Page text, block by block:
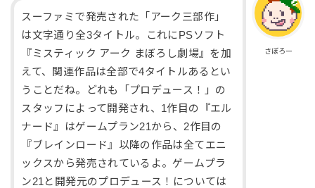
さぼろー
スーファミで発売された「アーク三部作」
は文字通り全3タイトル。これにPSソフト
『ミスティック アーク まぼろし劇場』を加
えて、関連作品は全部で4タイトルあるとい
うことだね。どれも「プロデュース！」の
スタッフによって開発され、1作目の『エル
ナード』はゲームプラン21から、2作目の
『ブレインロード』以降の作品は全てエニ
ックスから発売されているよ。ゲームプラ
ン21と開発元のプロデュース！については